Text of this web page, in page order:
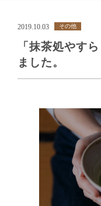
2019.10.03 その他
「抹茶処やす
ました。